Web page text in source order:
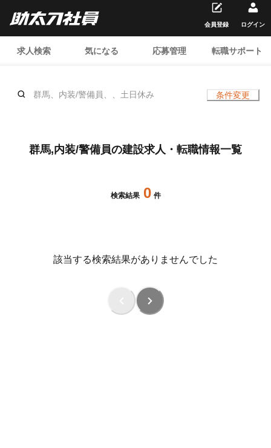
求人検索 気になる 応募管理 転職サポート
会員登録 ログイン
群馬、内装/警備員、、土日休み 条件変更
群馬,内装/警備員の建設求人・転職情報一覧
検索結果 0 件
該当する検索結果がありませんでした